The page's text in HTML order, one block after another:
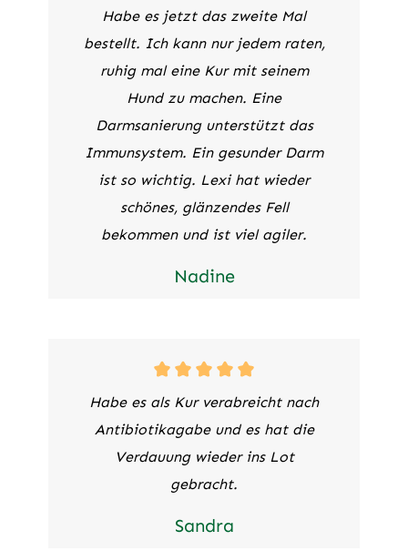
Habe es jetzt das zweite Mal
bestellt. Ich kann nur jedem raten,
ruhig mal eine Kur mit seinem
Hund zu machen. Eine
Darmsanierung unterstützt das
Immunsystem. Ein gesunder Darm
ist so wichtig. Lexi hat wieder
schönes, glänzendes Fell
bekommen und ist viel agiler.
Nadine
Habe es als Kur verabreicht nach
Antibiotikagabe und es hat die
Verdauung wieder ins Lot
gebracht.
Sandra